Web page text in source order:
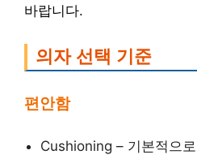
바랍니다.
의자 선택 기준
편안함
Cushioning – 기본적으